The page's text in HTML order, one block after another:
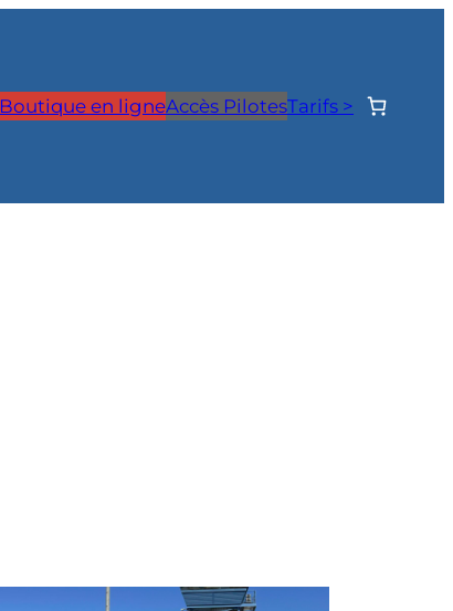
Boutique en ligneAccès PilotesTarifs >